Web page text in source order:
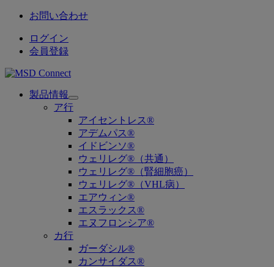
お問い合わせ
ログイン
会員登録
製品情報
Open
submenu
ア行
アイセントレス®
アデムパス®
イドビンソ®
ウェリレグ®（共通）
ウェリレグ®（腎細胞癌）
ウェリレグ®（VHL病）
エアウィン®
エスラックス®
エヌフロンシア®
カ行
ガーダシル®
カンサイダス®